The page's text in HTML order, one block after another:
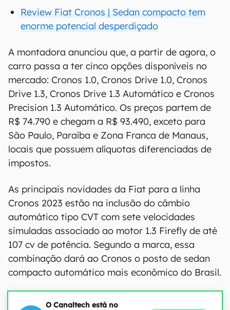
Review Fiat Cronos | Sedan compacto tem
enorme potencial desperdiçado
A montadora anunciou que, a partir de agora, o
carro passa a ter cinco opções disponíveis no
mercado: Cronos 1.0, Cronos Drive 1.0, Cronos
Drive 1.3, Cronos Drive 1.3 Automático e Cronos
Precision 1.3 Automático. Os preços partem de
R$ 74.790 e chegam a R$ 93.490, exceto para
São Paulo, Paraíba e Zona Franca de Manaus,
locais que possuem alíquotas diferenciadas de
impostos.
As principais novidades da Fiat para a linha
Cronos 2023 estão na inclusão do câmbio
automático tipo CVT com sete velocidades
simuladas associado ao motor 1.3 Firefly de até
107 cv de potência. Segundo a marca, essa
combinação dará ao Cronos o posto de sedan
compacto automático mais econômico do Brasil.
O Canaltech está no